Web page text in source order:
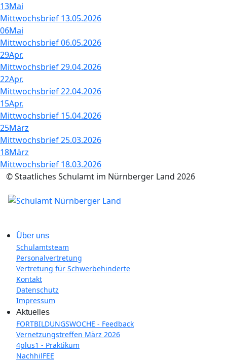
13Mai
Mittwochsbrief 13.05.2026
06Mai
Mittwochsbrief 06.05.2026
29Apr.
Mittwochsbrief 29.04.2026
22Apr.
Mittwochsbrief 22.04.2026
15Apr.
Mittwochsbrief 15.04.2026
25März
Mittwochsbrief 25.03.2026
18März
Mittwochsbrief 18.03.2026
© Staatliches Schulamt im Nürnberger Land 2026
Über uns
Schulamtsteam
Personalvertretung
Vertretung für Schwerbehinderte
Kontakt
Datenschutz
Impressum
Aktuelles
FORTBILDUNGSWOCHE - Feedback
Vernetzungstreffen März 2026
4plus1 - Praktikum
NachhilFEE